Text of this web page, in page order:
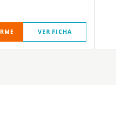
VER FICHA